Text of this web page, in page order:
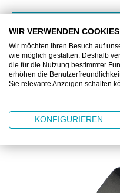
DOWNLOAD
Produktgalerie
Kunden kauften
WIR VERWENDEN COOKIES
Wir möchten Ihren Besuch auf
wie möglich gestalten. Deshalb
die für die Nutzung bestimmter
erhöhen die
Sie relevante Anzeigen schalten
KONFIGURIEREN